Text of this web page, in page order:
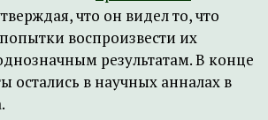
что он видел то, что
воспроизвести их
результатам. В конце
остались в научных анналах в